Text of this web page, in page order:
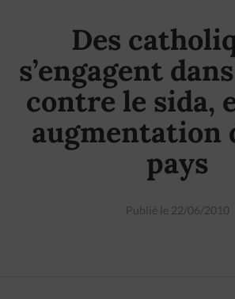
Des
s’engagent
contre le sida,
augmentation
pays
Publié le 22/06/2010